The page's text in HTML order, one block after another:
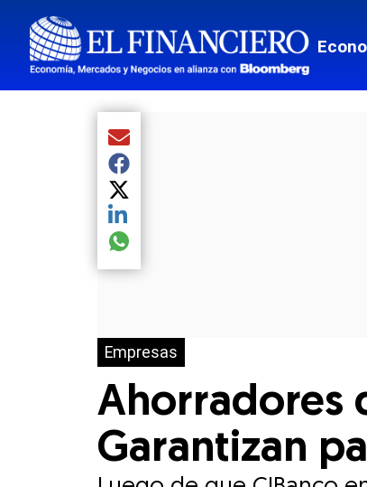
Empresas
Ahorradores
Garantizan
Compartir el artículo actual mediante Email
Compartir el artículo actual mediante
Compartir el artículo actual mediante
Compartir el artículo actual mediante
Compartir el artículo actual mediante